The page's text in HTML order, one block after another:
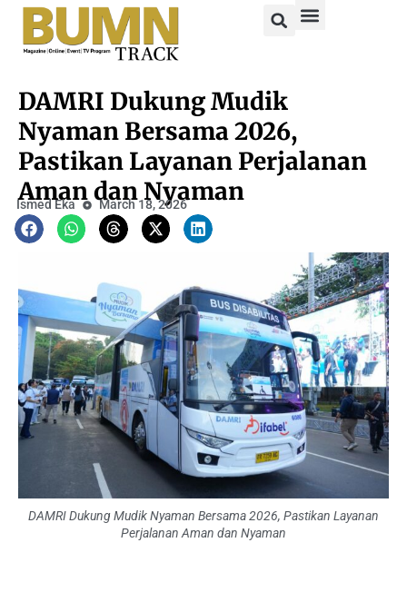
DAMRI Dukung Mudik
Nyaman Bersama 2026,
Pastikan Layanan Perjalanan
Aman dan Nyaman
Ismed Eka March 18, 2026
DAMRI Dukung Mudik Nyaman Bersama 2026, Pastikan Layanan
Perjalanan Aman dan Nyaman